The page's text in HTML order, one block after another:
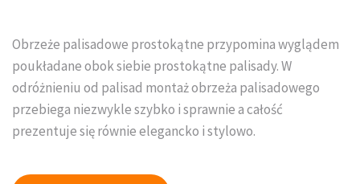
Trawa w rolce PREMIUM
Płyty elewacyjne
Mury betonowe
Obrzeże palisadowe prostokątne przypomina wyglądem
poukładane obok siebie prostokątne palisady. W
odróżnieniu od palisad montaż obrzeża palisadowego
przebiega niezwykle szybko i sprawnie a całość
prezentuje się równie elegancko i stylowo.